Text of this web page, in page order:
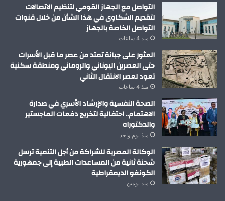
التواصل مع الجهاز القومي لتنظيم الاتصالات
لتقديم الشكاوى في هذا الشأن من خلال قنوات
التواصل الخاصة بالجهاز
منذ 4 ساعات
العثور على جبانة تمتد من عصر ما قبل الأسرات
حتى العصرين اليوناني والروماني ومنطقة سكنية
تعود لعصر الانتقال الثاني
منذ 4 ساعات
الصحة النفسية والإرشاد الأسري في صدارة
الاهتمام.. احتفالية لتخريج دفعات الماجستير
والدكتوراه
منذ يوم واحد
الوكالة المصرية للشراكة من أجل التنمية ترسل
شحنة ثانية من المساعدات الطبية إلى جمهورية
الكونغو الديمقراطية
منذ يومين